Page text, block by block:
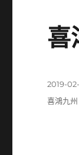
喜
發
佈
2019-
分
喜鴻九州